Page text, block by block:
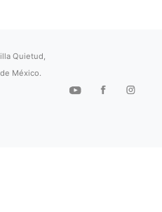
Quietud,
México.